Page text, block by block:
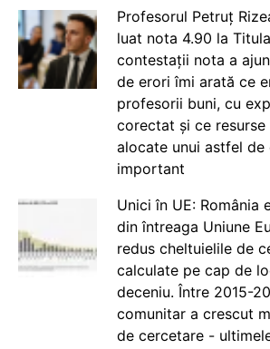
Profesorul Petruț
luat nota 4.90 la
contestații nota a
de erori îmi arată ce
profesorii buni, cu
corectat și ce resurse
alocate unui astfel de
important
Unici în UE: România
din întreaga Uniune
redus cheltuielile de
calculate pe cap de
deceniu. Între 2015-
comunitar a crescut
de cercetare -